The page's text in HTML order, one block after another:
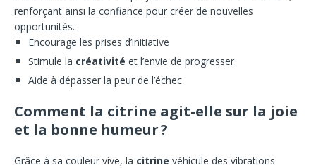
renforçant ainsi la confiance pour créer de nouvelles
opportunités.
Encourage les prises d’initiative
Stimule la créativité et l’envie de progresser
Aide à dépasser la peur de l’échec
Comment la citrine agit-elle sur la joie
et la bonne humeur ?
Grâce à sa couleur vive, la citrine véhicule des vibrations